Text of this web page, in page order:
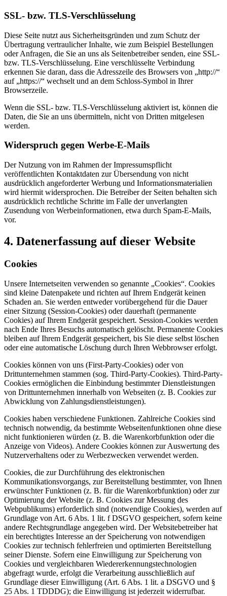
SSL- bzw. TLS-Verschlüsselung
Diese Seite nutzt aus Sicherheitsgründen und zum Schutz der
Übertragung vertraulicher Inhalte, wie zum Beispiel Bestellungen
oder Anfragen, die Sie an uns als Seitenbetreiber senden, eine SSL-
bzw. TLS-Verschlüsselung. Eine verschlüsselte Verbindung
erkennen Sie daran, dass die Adresszeile des Browsers von „http://“
auf „https://“ wechselt und an dem Schloss-Symbol in Ihrer
Browserzeile.
Wenn die SSL- bzw. TLS-Verschlüsselung aktiviert ist, können die
Daten, die Sie an uns übermitteln, nicht von Dritten mitgelesen
werden.
Widerspruch gegen Werbe-E-Mails
Der Nutzung von im Rahmen der Impressumspflicht
veröffentlichten Kontaktdaten zur Übersendung von nicht
ausdrücklich angeforderter Werbung und Informationsmaterialien
wird hiermit widersprochen. Die Betreiber der Seiten behalten sich
ausdrücklich rechtliche Schritte im Falle der unverlangten
Zusendung von Werbeinformationen, etwa durch Spam-E-Mails,
vor.
4. Datenerfassung auf dieser Website
Cookies
Unsere Internetseiten verwenden so genannte „Cookies“. Cookies
sind kleine Datenpakete und richten auf Ihrem Endgerät keinen
Schaden an. Sie werden entweder vorübergehend für die Dauer
einer Sitzung (Session-Cookies) oder dauerhaft (permanente
Cookies) auf Ihrem Endgerät gespeichert. Session-Cookies werden
nach Ende Ihres Besuchs automatisch gelöscht. Permanente Cookies
bleiben auf Ihrem Endgerät gespeichert, bis Sie diese selbst löschen
oder eine automatische Löschung durch Ihren Webbrowser erfolgt.
Cookies können von uns (First-Party-Cookies) oder von
Drittunternehmen stammen (sog. Third-Party-Cookies). Third-Party-
Cookies ermöglichen die Einbindung bestimmter Dienstleistungen
von Drittunternehmen innerhalb von Webseiten (z. B. Cookies zur
Abwicklung von Zahlungsdienstleistungen).
Cookies haben verschiedene Funktionen. Zahlreiche Cookies sind
technisch notwendig, da bestimmte Webseitenfunktionen ohne diese
nicht funktionieren würden (z. B. die Warenkorbfunktion oder die
Anzeige von Videos). Andere Cookies können zur Auswertung des
Nutzerverhaltens oder zu Werbezwecken verwendet werden.
Cookies, die zur Durchführung des elektronischen
Kommunikationsvorgangs, zur Bereitstellung bestimmter, von Ihnen
erwünschter Funktionen (z. B. für die Warenkorbfunktion) oder zur
Optimierung der Website (z. B. Cookies zur Messung des
Webpublikums) erforderlich sind (notwendige Cookies), werden auf
Grundlage von Art. 6 Abs. 1 lit. f DSGVO gespeichert, sofern keine
andere Rechtsgrundlage angegeben wird. Der Websitebetreiber hat
ein berechtigtes Interesse an der Speicherung von notwendigen
Cookies zur technisch fehlerfreien und optimierten Bereitstellung
seiner Dienste. Sofern eine Einwilligung zur Speicherung von
Cookies und vergleichbaren Wiedererkennungstechnologien
abgefragt wurde, erfolgt die Verarbeitung ausschließlich auf
Grundlage dieser Einwilligung (Art. 6 Abs. 1 lit. a DSGVO und §
25 Abs. 1 TDDDG); die Einwilligung ist jederzeit widerrufbar.